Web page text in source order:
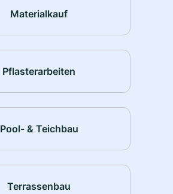
Materialkauf
Pflasterarbeiten
Pool- & Teichbau
Terrassenbau